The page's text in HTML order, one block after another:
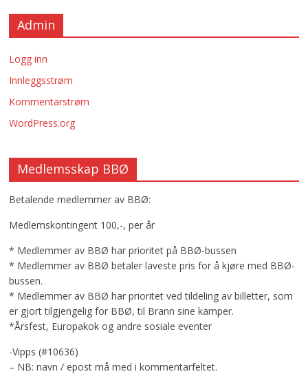
Admin
Logg inn
Innleggsstrøm
Kommentarstrøm
WordPress.org
Medlemsskap BBØ
Betalende medlemmer av BBØ:
Medlemskontingent 100,-, per år
* Medlemmer av BBØ har prioritet på BBØ-bussen
* Medlemmer av BBØ betaler laveste pris for å kjøre med BBØ-
bussen.
* Medlemmer av BBØ har prioritet ved tildeling av billetter, som
er gjort tilgjengelig for BBØ, til Brann sine kamper.
*Årsfest, Europakok og andre sosiale eventer
-Vipps (#10636)
– NB: navn / epost må med i kommentarfeltet.